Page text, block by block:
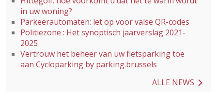
in uw woning?
Parkeerautomaten: let op voor valse QR-codes
Politiezone : Het synoptisch jaarverslag 2021-
2025
Vertrouw het beheer van uw fietsparking toe
aan Cycloparking by parking.brussels
ALLE NEWS